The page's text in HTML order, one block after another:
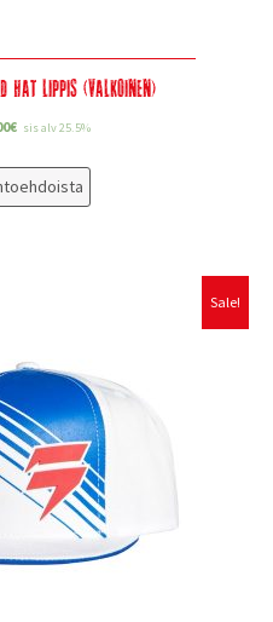
Hat lippis (valkoinen)
€ sis alv 25.5%
Sale!